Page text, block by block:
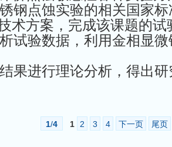
钢点蚀实验的相关国家
术方案，完成该课题的试
试验数据，利用金相显
果进行理论分析，得出
1/4 1 2 3 4 下一页 尾页